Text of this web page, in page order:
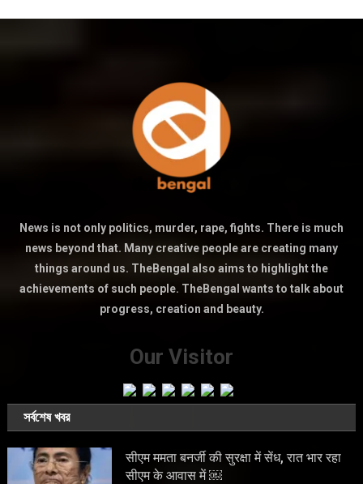
News is not only politics, murder, rape, fights. There is much
news beyond that. Many creative people are creating many
things around us. TheBengal also aims to highlight the
achievements of such people. TheBengal wants to talk about
progress, creation and beauty.
Our Visitor
সর্বশেষ খবর
सीएम ममता बनर्जी की सुरक्षा में सेंध, रात भार रहा
सीएम के आवास में ￼